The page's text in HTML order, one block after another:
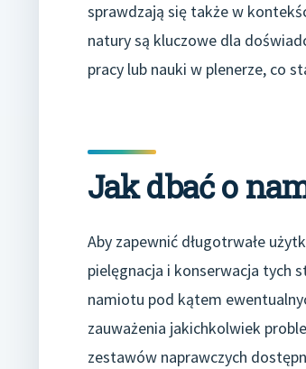
sprawdzają się także w
natury są kluczowe dla
pracy lub nauki w plenerze, co
Jak dbać o
Aby zapewnić długotrwałe
pielęgnacja i konserwacja tych
namiotu pod kątem
zauważenia jakichkolwiek
zestawów naprawczych